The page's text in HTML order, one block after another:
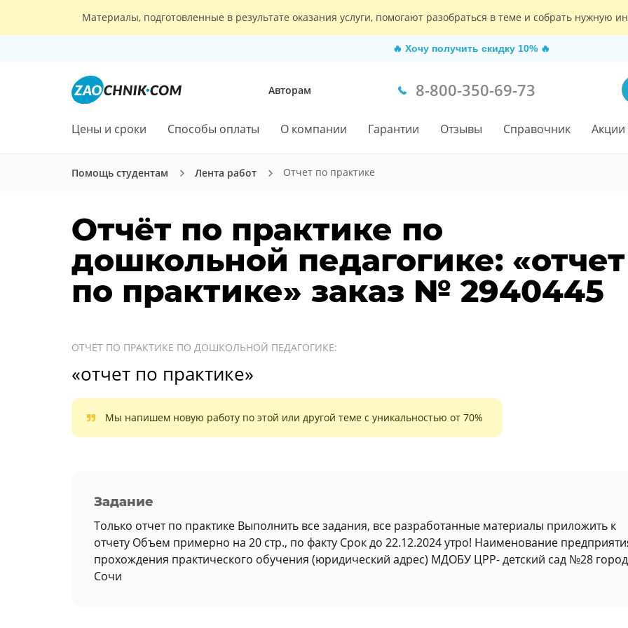
Материалы, подготовленные в результате оказания услуги, помогают разобраться в теме и собрать
🔥 Хочу получить скидку 10% 🔥
Авторам 8-800-350-69-73
Цены и сроки Способы оплаты О компании Гарантии Отзывы Справочник Акции
Помощь студентам Лента работ Отчет по практике
Отчёт по практике по
дошкольной педагогике: «отчет
по практике» заказ № 2940445
ОТЧЁТ ПО ПРАКТИКЕ ПО ДОШКОЛЬНОЙ ПЕДАГОГИКЕ:
«отчет по практике»
Мы напишем новую работу по этой или другой теме с уникальностью от 70%
Задание
Только отчет по практике Выполнить все задания, все разработанные материалы приложить к
отчету Объем примерно на 20 стр., по факту Срок до 22.12.2024 утро! Наименование
прохождения практического обучения (юридический адрес) МДОБУ ЦРР- детский сад №28 город
Сочи